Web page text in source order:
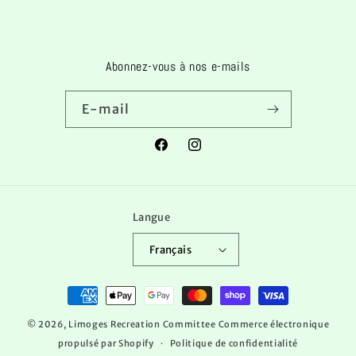
Abonnez-vous à nos e-mails
E-mail
FacebookInstagram
Langue
Français
Moyens
de
paiement
© 2026, Limoges Recreation Committee Commerce électronique
propulsé par Shopify
Politique de confidentialité